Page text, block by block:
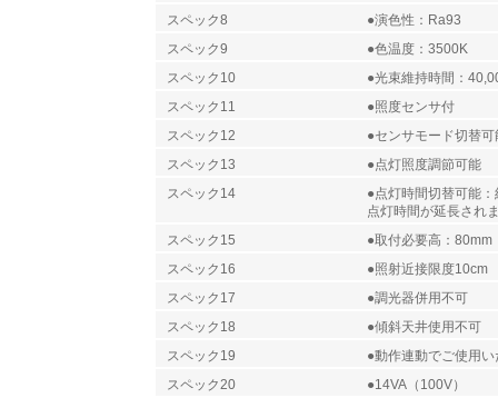
スペック8
●演色性：Ra93
スペック9
●色温度：3500K
スペック10
●光束維持時間：
スペック11
●照度センサ付
スペック12
●センサモード切替可
スペック13
●点灯照度調節可能
スペック14
●点灯時間切替可能
点灯時間が延長され
スペック15
●取付必要高：
スペック16
●照射近接限度10cm
スペック17
●調光器併用不可
スペック18
●傾斜天井使用不可
スペック19
●動作連動でご使用
スペック20
●14VA（100V）